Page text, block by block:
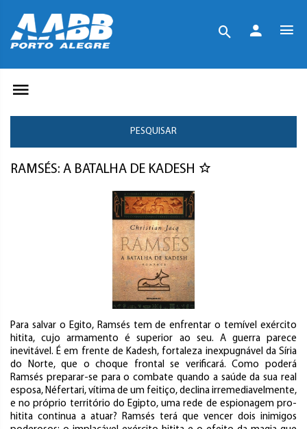
PESQUISAR
RAMSÉS: A BATALHA DE KADESH
Para salvar o Egito, Ramsés tem de enfrentar o temível exército
hitita, cujo armamento é superior ao seu. A guerra parece
inevitável. É em frente de Kadesh, fortaleza inexpugnável da Síria
do Norte, que o choque frontal se verificará. Como poderá
Ramsés preparar-se para o combate quando a saúde da sua real
esposa, Néfertari, vítima de um feitiço, declina irremediavelmente,
e no próprio território do Egipto, uma rede de espionagem pro-
hitita continua a atuar? Ramsés terá que vencer dois inimigos